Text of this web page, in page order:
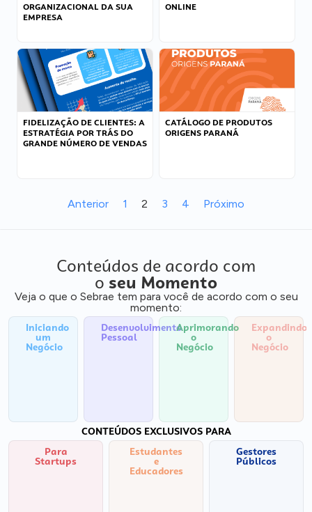
ORGANIZACIONAL DA SUA
EMPRESA
ONLINE
FIDELIZAÇÃO DE CLIENTES: A
ESTRATÉGIA POR TRÁS DO
GRANDE NÚMERO DE VENDAS
CATÁLOGO DE PRODUTOS
ORIGENS PARANÁ
Anterior 1 2 3 4 Próximo
Conteúdos de acordo com
o seu Momento
Veja o que o Sebrae tem para você de acordo com o seu
momento:
Iniciando
um
Negócio
Desenvolvimento
Pessoal
Aprimorando
o
Negócio
Expandindo
o
Negócio
CONTEÚDOS EXCLUSIVOS PARA
Para
Startups
Estudantes
e
Educadores
Gestores
Públicos